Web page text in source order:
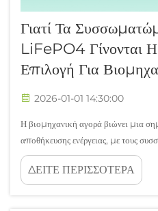
Γιατί Τα
LiFePO4 Γίνονται
Επιλογή Για
2026-01-01 14:30:00
Η βιομηχανική αγορά βιώνει μια
αποθήκευσης ενέργειας, με τους
αναδεικνύονται ως η κορυφαία
Αυτές οι μπαταρίες φωσφορικού
ΔΕΙΤΕ ΠΕΡΙΣΣΟΤΕΡΑ